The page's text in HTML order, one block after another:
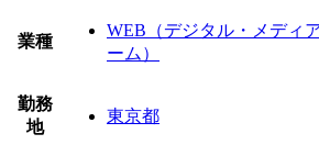
業種
WEB（デジタル・メディ
ーム）
勤務
地
東京都